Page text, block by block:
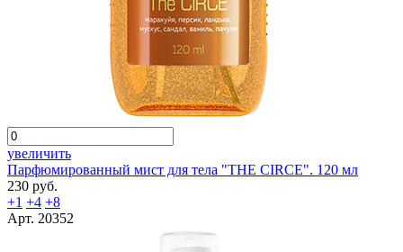
увеличить
Парфюмированный мист для тела "THE CIRCE". 120 мл
230 руб.
+1 +4 +8
Арт. 20352